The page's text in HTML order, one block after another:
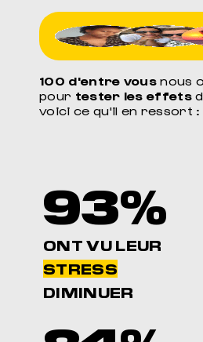
100 d'entre vousnous
pour tester les effets
voici ce qu'il en ressort :
93%
ONT VU LEUR
STRESS
DIMINUER